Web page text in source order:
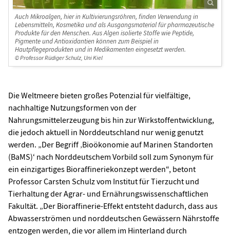
Auch Mikroalgen, hier in Kultivierungsröhren, finden Verwendung in
Lebensmitteln, Kosmetika und als Ausgangsmaterial für pharmazeutische
Produkte für den Menschen. Aus Algen isolierte Stoffe wie Peptide,
Pigmente und Antioxidantien können zum Beispiel in
Hautpflegeprodukten und in Medikamenten eingesetzt werden.
© Professor Rüdiger Schulz, Uni Kiel
Die Weltmeere bieten großes Potenzial für vielfältige,
nachhaltige Nutzungsformen von der
Nahrungsmittelerzeugung bis hin zur Wirkstoffentwicklung,
die jedoch aktuell in Norddeutschland nur wenig genutzt
werden. „Der Begriff ‚Bioökonomie auf Marinen Standorten
(BaMS)‘ nach Norddeutschem Vorbild soll zum Synonym für
ein einzigartiges Bioraffineriekonzept werden“, betont
Professor Carsten Schulz vom Institut für Tierzucht und
Tierhaltung der Agrar- und Ernährungswissenschaftlichen
Fakultät. „Der Bioraffinerie-Effekt entsteht dadurch, dass aus
Abwasserströmen und norddeutschen Gewässern Nährstoffe
entzogen werden, die vor allem im Hinterland durch